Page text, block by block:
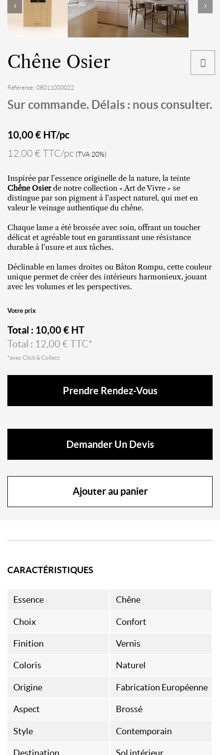
Chêne Osier
Référence : 08011000022
Sur commande. Délais : nous consulter.
10,00 € HT/pc
12,00 € TTC/pc (TVA 20%)
Inspirée par l’essence originelle de la nature, la teinte
Chêne Osierde notre collection « Art de Vivre » se
distingue par son pigment à l’aspect naturel, qui met en
valeur le veinage authentique du chêne.
Chaque lame a été brossée avec soin, offrant un toucher
délicat et agréable tout en garantissant une résistance
durable à l’usure et aux tâches.
Déclinable en lames droites ou Bâton Rompu, cette couleur
unique permet de créer des intérieurs harmonieux, jouant
avec les volumes et les perspectives.
Votre prix
Total : 10,00 € HT
Total : 12,00 € TTC*
*avec Click & Collect
Prendre Rendez-Vous
Demander Un Devis
Ajouter au panier
CARACTÉRISTIQUES
Essence Chêne
Choix Confort
Finition Vernis
Coloris Naturel
Origine Fabrication Européenne
Aspect Brossé
Style Contemporain
Destination Sol intérieur